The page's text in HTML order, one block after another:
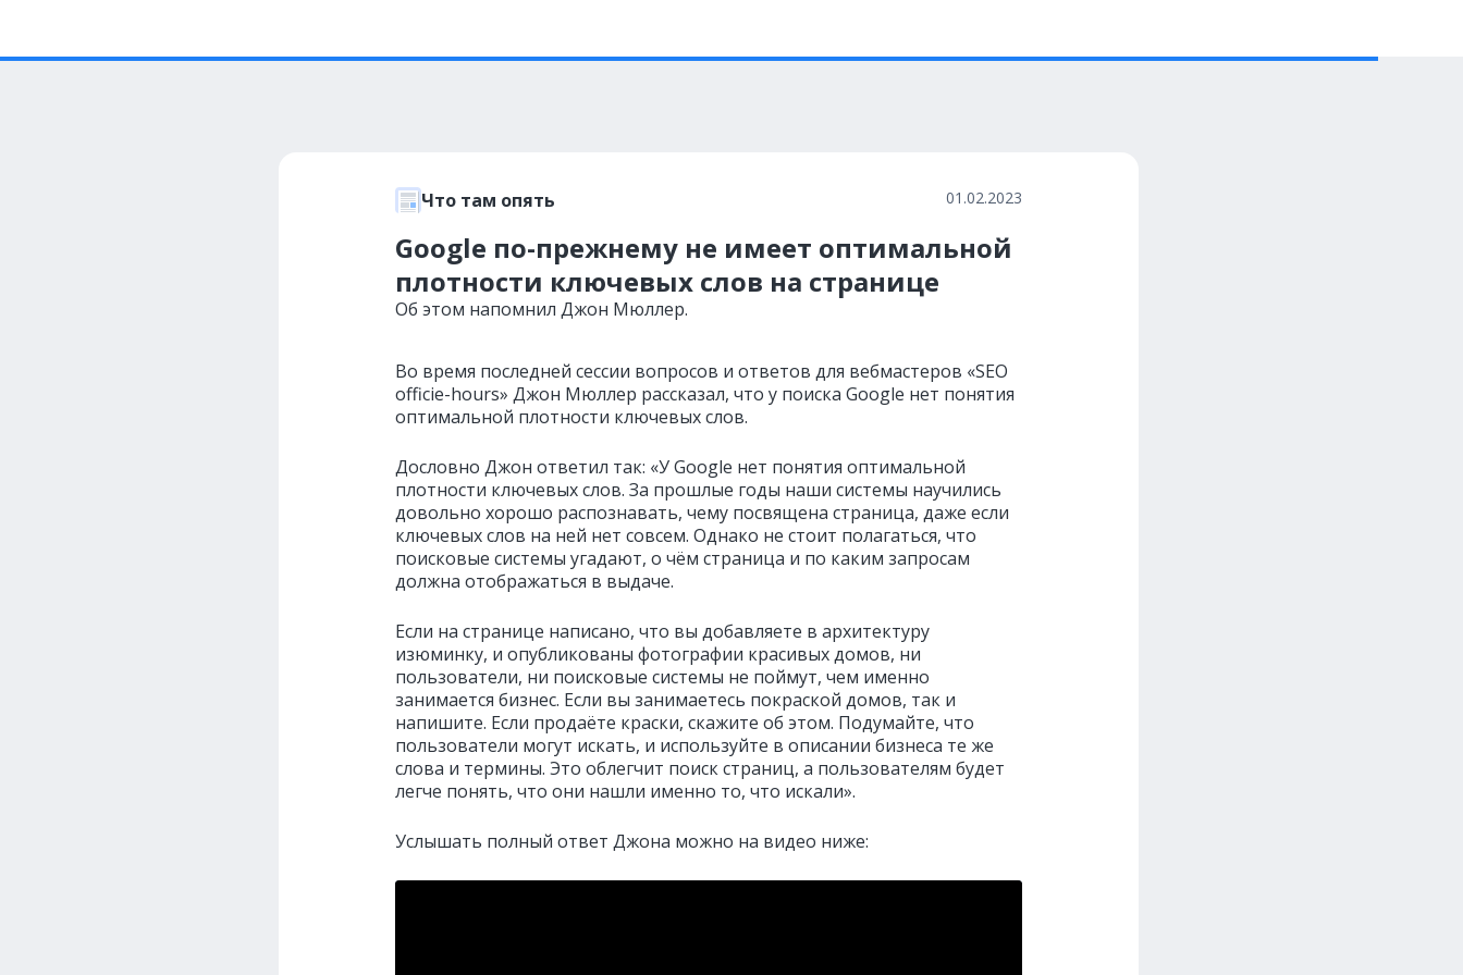
Что там опять 01.02.2023
Google по-прежнему не имеет оптимальной
плотности ключевых слов на странице
Об этом напомнил Джон Мюллер.
Во время последней сессии вопросов и ответов для вебмастеров «SEO
officie-hours» Джон Мюллер рассказал, что у поиска Google нет понятия
оптимальной плотности ключевых слов.
Дословно Джон ответил так: «У Google нет понятия оптимальной
плотности ключевых слов. За прошлые годы наши системы научились
довольно хорошо распознавать, чему посвящена страница, даже если
ключевых слов на ней нет совсем. Однако не стоит полагаться, что
поисковые системы угадают, о чём страница и по каким запросам
должна отображаться в выдаче.
Если на странице написано, что вы добавляете в архитектуру
изюминку, и опубликованы фотографии красивых домов, ни
пользователи, ни поисковые системы не поймут, чем именно
занимается бизнес. Если вы занимаетесь покраской домов, так и
напишите. Если продаёте краски, скажите об этом. Подумайте, что
пользователи могут искать, и используйте в описании бизнеса те же
слова и термины. Это облегчит поиск страниц, а пользователям будет
легче понять, что они нашли именно то, что искали».
Услышать полный ответ Джона можно на видео ниже: